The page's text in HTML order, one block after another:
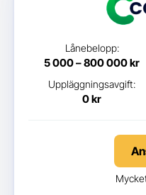
Lånebelopp:
5 000 – 800 000 kr
Uppläggningsavgift:
0 kr